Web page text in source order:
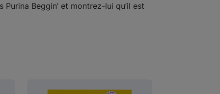
Beggin’ et montrez-lui qu’il est